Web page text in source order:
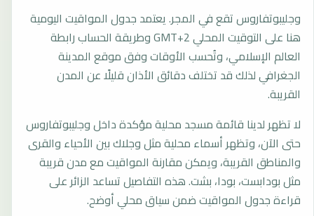
وجليبوتفاروس تقع في المجر. يعتمد جدول المواقيت اليومية
هنا على التوقيت المحلي GMT+2 وطريقة الحساب رابطة
العالم الإسلامي، وتُحسب الأوقات وفق موقع المدينة
الجغرافي لذلك قد تختلف دقائق الأذان قليلًا عن المدن
القريبة.
لا تظهر لدينا قائمة مسجد محلية مؤكدة داخل وجليبوتفاروس
حتى الآن، وتظهر أسماء محلية مثل وجلاك بين الأحياء والقرى
والمناطق القريبة، ويمكن مقارنة المواقيت مع مدن قريبة
مثل بودابست، بودا، بشت. هذه التفاصيل تساعد الزائر على
قراءة جدول المواقيت ضمن سياق محلي أوضح.